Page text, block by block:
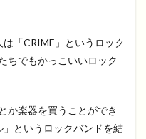
「CRIME」というロック
ちでもかっこいいロック
か楽器を買うことができ
というロックバンドを結